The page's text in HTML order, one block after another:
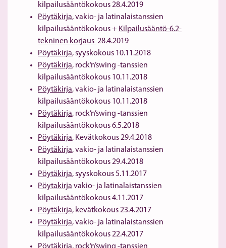
kilpailusääntökokous 28.4.2019
Pöytäkirja, vakio- ja latinalaistanssien
kilpailusääntökokous + Kilpailusääntö-6.2-
tekninen korjaus 28.4.2019
Pöytäkirja, syyskokous 10.11.2018
Pöytäkirja, rock’n’swing -tanssien
kilpailusääntökokous 10.11.2018
Pöytäkirja, vakio- ja latinalaistanssien
kilpailusääntökokous 10.11.2018
Pöytäkirja, rock’n’swing -tanssien
kilpailusääntökokous 6.5.2018
Pöytäkirja, Kevätkokous 29.4.2018
Pöytäkirja, vakio- ja latinalaistanssien
kilpailusääntökokous 29.4.2018
Pöytäkirja, syyskokous 5.11.2017
Pöytakirja vakio- ja latinalaistanssien
kilpailusääntökokous 4.11.2017
Pöytäkirja, kevätkokous 23.4.2017
Pöytäkirja, vakio- ja latinalaistanssien
kilpailusääntökokous 22.4.2017
Pöytäkirja, rock’n’swing -tanssien